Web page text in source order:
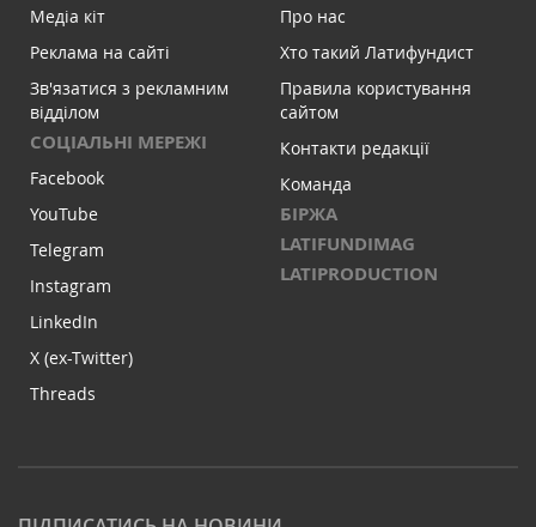
Медіа кіт
Реклама на сайті
Зв'язатися з рекламним
відділом
СОЦІАЛЬНІ МЕРЕЖІ
Facebook
YouTube
Telegram
Instagram
LinkedIn
X (ex-Twitter)
Threads
Про нас
Хто такий Латифундист
Правила користування
сайтом
Контакти редакції
Команда
БІРЖА
LATIFUNDIMAG
LATIPRODUCTION